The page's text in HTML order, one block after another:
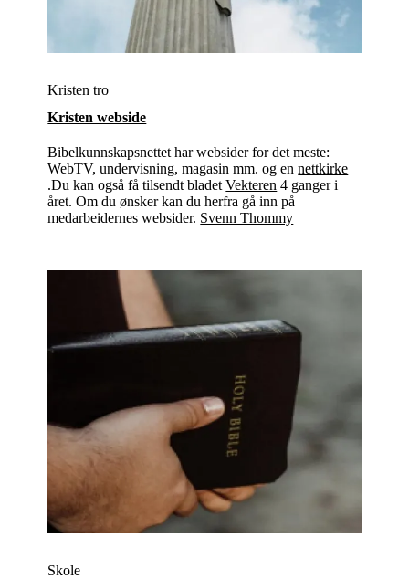
Kristen tro
Kristen webside
Bibelkunnskapsnettet har websider for det meste:
WebTV, undervisning, magasin mm. og ennettkirke
.Du kan også få tilsendt bladetVekteren 4 ganger i
året. Om du ønsker kan du herfra gå inn på
medarbeidernes websider. Svenn Thommy
Skole